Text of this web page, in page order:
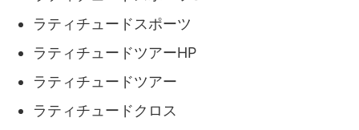
ラティチュードスポーツ
ラティチュードツアーHP
ラティチュードツアー
ラティチュードクロス